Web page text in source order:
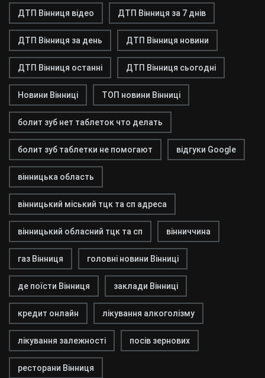
ДТП Вінниця відео ДТП Вінниця за 7 днів
ДТП Вінниця за день ДТП Вінниця новини
ДТП Вінниця останні ДТП Вінниця сьогодні
Новини Вінниці ТОП новини Вінниці
болит зуб нет таблеток что делать
болит зуб таблетки не помогают відгуки Google
вінницька область
вінницький міський тцк та сп адреса
вінницький обласний тцк та сп вінниччина
газ Вінниця головні новини Вінниці
де поїсти Вінниця заклади Вінниці
кредит онлайн лікування алкоголізму
лікування залежності посів зернових
ресторани Вінниця